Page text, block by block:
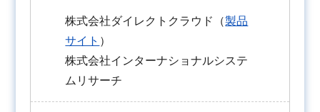
株式会社ダイレクトクラウド（製品
サイト ）
株式会社インターナショナルシステ
ムリサーチ